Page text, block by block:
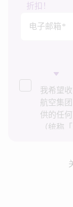
折扣！
电子邮箱*
我希望
航空集
供的任
（统称
务历史
悉在未
的个人